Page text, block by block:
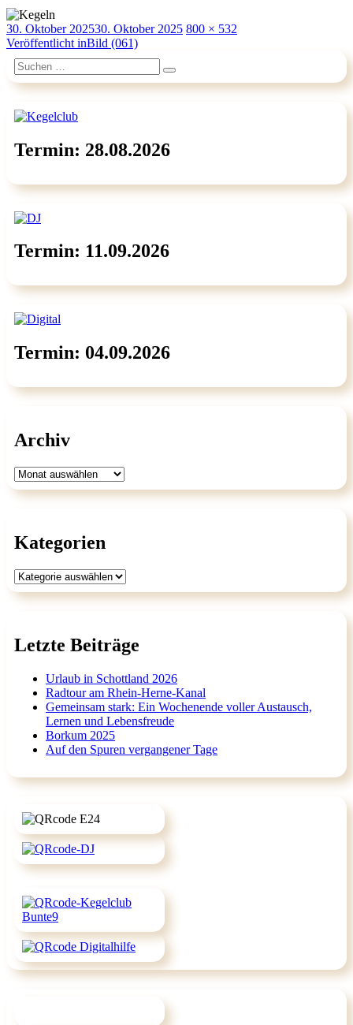
Veröffentlicht
am
30. Oktober 202530. Oktober 2025 Originalgröße
800 × 532
Beitragsnavigation
Veröffentlicht inBild (061)
Suchen
nach:
Suchen
Termin: 28.08.2026
Termin: 11.09.2026
Termin: 04.09.2026
Archiv
Archiv
Kategorien
Kategorien
Letzte Beiträge
Urlaub in Schottland 2026
Radtour am Rhein-Herne-Kanal
Gemeinsam stark: Ein Wochenende voller Austausch,
Lernen und Lebensfreude
Borkum 2025
Auf den Spuren vergangener Tage